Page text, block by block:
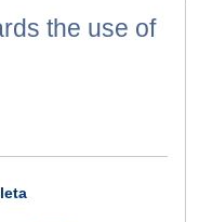
the use of